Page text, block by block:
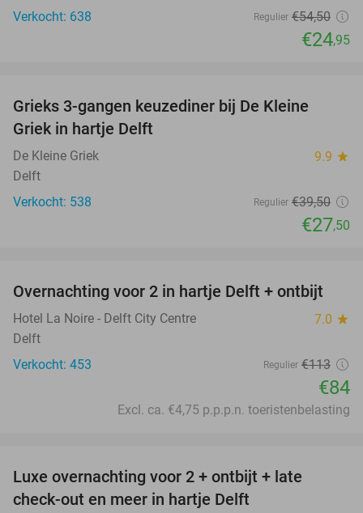
Verkocht: 638
Regulier €54,50
€24,95
Grieks 3-gangen keuzediner bij De Kleine
Griek in hartje Delft
De Kleine Griek 9.9 star
Delft
Verkocht: 538
Regulier €39,50
€27,50
26%
Overnachting voor 2 in hartje Delft + ontbijt
Hotel La Noire - Delft City Centre 7.0 star
Delft
Verkocht: 453
Regulier €113
€84
Excl. ca. €4,75 p.p.p.n. toeristenbelasting
Luxe overnachting voor 2 + ontbijt + late
check-out en meer in hartje Delft